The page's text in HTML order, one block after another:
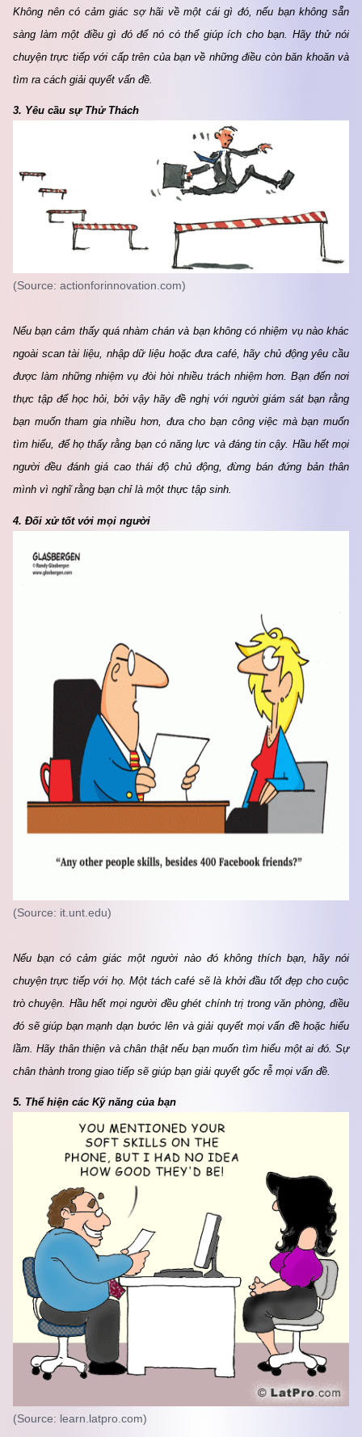
Không nên có cảm giác sợ hãi về một cái gì đó, nếu bạn không sẵn
sàng làm một điều gì đó để nó có thể giúp ích cho bạn. Hãy thử nói
chuyện trực tiếp với cấp trên của bạn về những điều còn băn khoăn và
tìm ra cách giải quyết vấn đề.
3. Yêu cầu sự Thử Thách
(Source: actionforinnovation.com)
Nếu bạn cảm thấy quá nhàm chán và bạn không có nhiệm vụ nào khác
ngoài scan tài liệu, nhập dữ liệu hoặc đưa café, hãy chủ động yêu cầu
được làm những nhiệm vụ đòi hòi nhiều trách nhiệm hơn. Bạn đến nơi
thực tập để học hỏi, bởi vậy hãy đề nghị với người giám sát bạn rằng
bạn muốn tham gia nhiều hơn, đưa cho bạn công việc mà bạn muốn
tìm hiểu, để họ thấy rằng bạn có năng lực và đáng tin cậy. Hầu hết mọi
người đều đánh giá cao thái độ chủ động, đừng bán đứng bản thân
mình vì nghĩ rằng bạn chỉ là một thực tập sinh.
4. Đối xử tốt với mọi người
(Source: it.unt.edu)
Nếu bạn có cảm giác một người nào đó không thích bạn, hãy nói
chuyện trực tiếp với họ. Một tách café sẽ là khởi đầu tốt đẹp cho cuộc
trò chuyện. Hầu hết mọi người đều ghét chính trị trong văn phòng, điều
đó sẽ giúp bạn mạnh dạn bước lên và giải quyết mọi vấn đề hoặc hiểu
lầm. Hãy thân thiện và chân thật nếu bạn muốn tìm hiểu một ai đó. Sự
chân thành trong giao tiếp sẽ giúp bạn giải quyết gốc rễ mọi vấn đề.
5. Thể hiện các Kỹ năng của bạn
(Source: learn.latpro.com)